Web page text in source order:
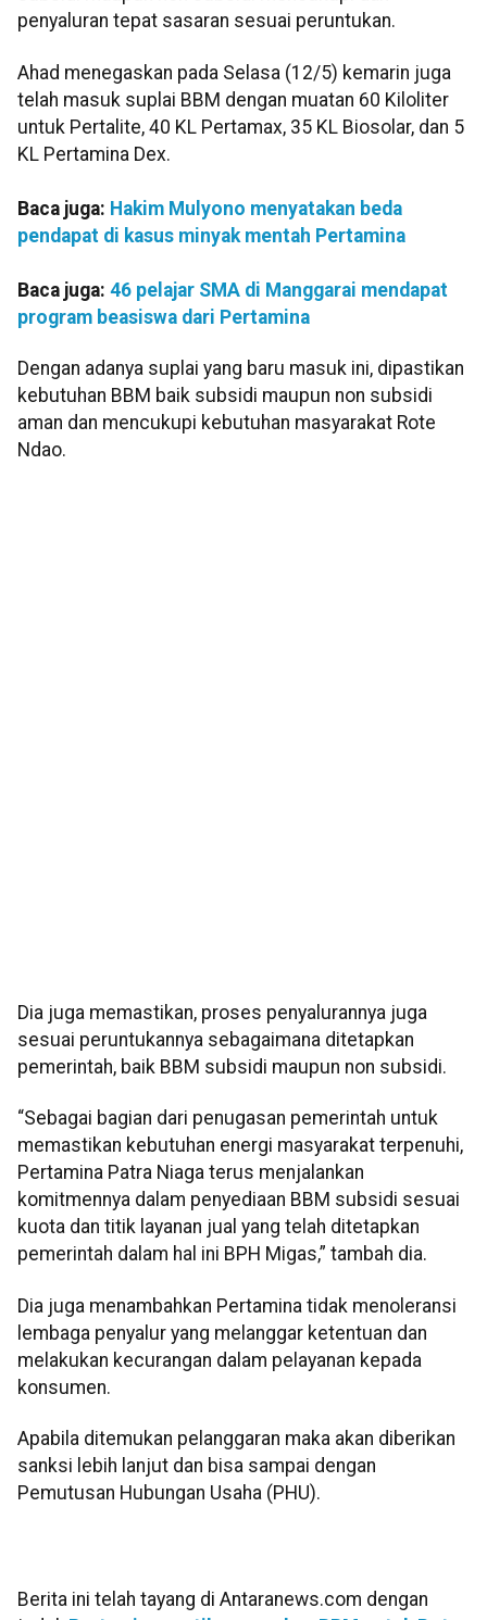
penyaluran tepat sasaran sesuai peruntukan.
Ahad menegaskan pada Selasa (12/5) kemarin juga
telah masuk suplai BBM dengan muatan 60 Kiloliter
untuk Pertalite, 40 KL Pertamax, 35 KL Biosolar, dan 5
KL Pertamina Dex.
Baca juga: Hakim Mulyono menyatakan beda
pendapat di kasus minyak mentah Pertamina
Baca juga: 46 pelajar SMA di Manggarai mendapat
program beasiswa dari Pertamina
Dengan adanya suplai yang baru masuk ini, dipastikan
kebutuhan BBM baik subsidi maupun non subsidi
aman dan mencukupi kebutuhan masyarakat Rote
Ndao.
Dia juga memastikan, proses penyalurannya juga
sesuai peruntukannya sebagaimana ditetapkan
pemerintah, baik BBM subsidi maupun non subsidi.
“Sebagai bagian dari penugasan pemerintah untuk
memastikan kebutuhan energi masyarakat terpenuhi,
Pertamina Patra Niaga terus menjalankan
komitmennya dalam penyediaan BBM subsidi sesuai
kuota dan titik layanan jual yang telah ditetapkan
pemerintah dalam hal ini BPH Migas,” tambah dia.
Dia juga menambahkan Pertamina tidak menoleransi
lembaga penyalur yang melanggar ketentuan dan
melakukan kecurangan dalam pelayanan kepada
konsumen.
Apabila ditemukan pelanggaran maka akan diberikan
sanksi lebih lanjut dan bisa sampai dengan
Pemutusan Hubungan Usaha (PHU).
Berita ini telah tayang di Antaranews.com dengan